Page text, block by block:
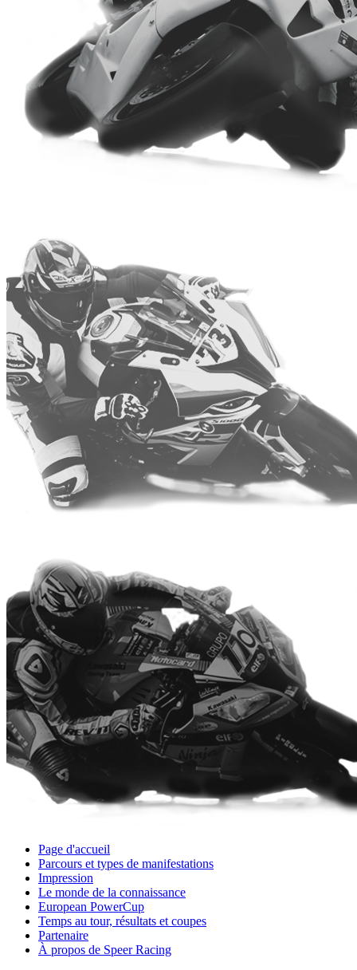
Page d'accueil
Parcours et types de manifestations
Impression
Le monde de la connaissance
European PowerCup
Temps au tour, résultats et coupes
Partenaire
À propos de Speer Racing